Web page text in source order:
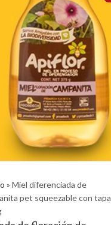
» Miel diferenciada de
pet squeezable con tapa